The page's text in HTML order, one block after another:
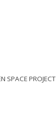
SPACE PROJECT